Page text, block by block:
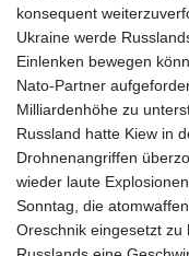
konsequent
Ukraine werde
Einlenken bewegen
Nato-Partner
Milliardenhöhe zu
Russland hatte Kiew in
Drohnenangriffen
wieder laute
Sonntag, die
Oreschnik eingesetzt zu